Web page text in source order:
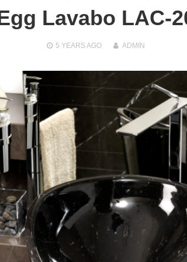
Lavabo LAC-
5 YEARSAGO ADMIN